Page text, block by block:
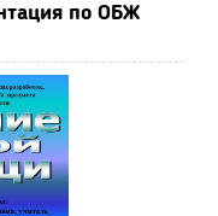
по ОБЖ